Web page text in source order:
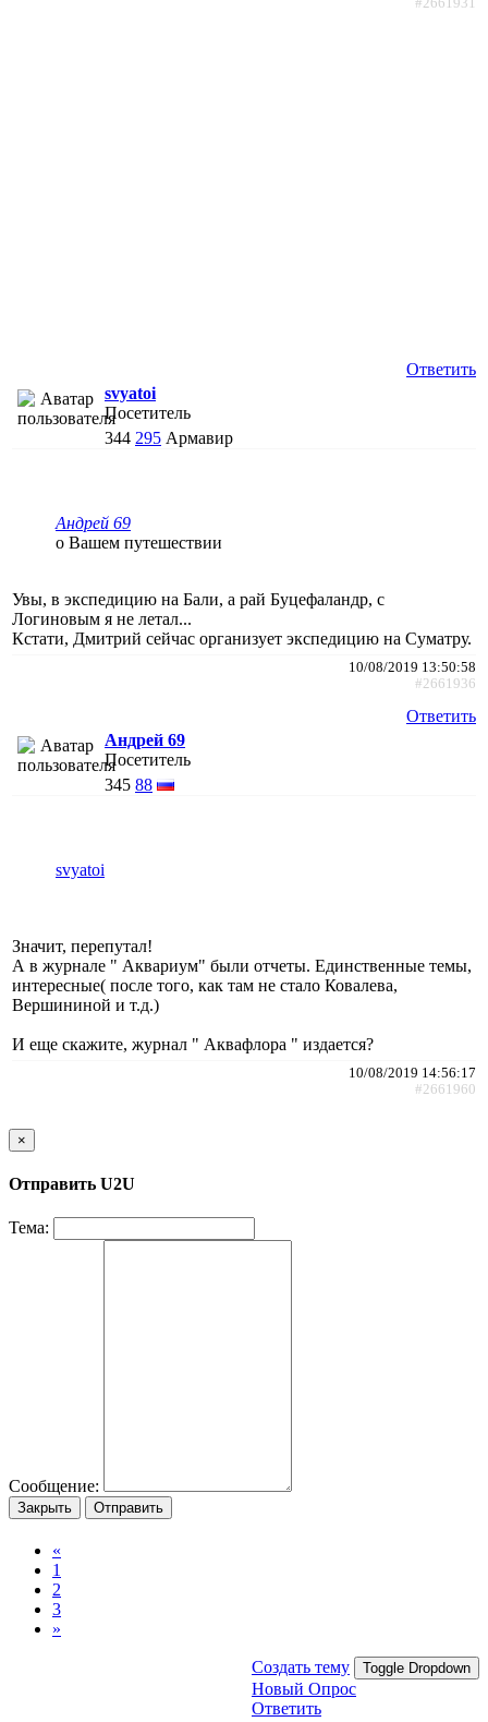
#2661931
Ответить
svyatoi
Посетитель
344 295 Армавир
Андрей 69
о Вашем путешествии
Увы, в экспедицию на Бали, а рай Буцефаландр, с
Логиновым я не летал...
Кстати, Дмитрий сейчас организует экспедицию на Суматру.
10/08/2019 13:50:58
#2661936
Ответить
Андрей 69
Посетитель
345 88
svyatoi
Значит, перепутал!
А в журнале " Аквариум" были отчеты. Единственные темы,
интересные( после того, как там не стало Ковалева,
Вершининой и т.д.)
И еще скажите, журнал " Аквафлора " издается?
10/08/2019 14:56:17
#2661960
×
Отправить U2U
Тема:
Сообщение:
Закрыть Отправить
«
1
2
3
»
Создать тему Toggle Dropdown
Новый Опрос
Ответить